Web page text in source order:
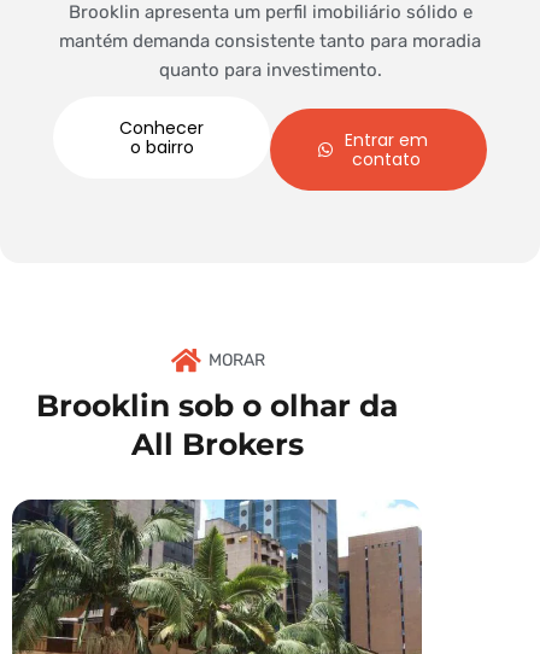
Brooklin apresenta um perfil imobiliário sólido e
mantém demanda consistente tanto para moradia
quanto para investimento.
Conhecer
o bairro
Entrar em
contato
MORAR
Brooklin sob o olhar da
All Brokers